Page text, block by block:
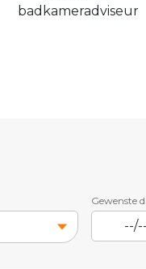
badkameradviseur
Gewenste